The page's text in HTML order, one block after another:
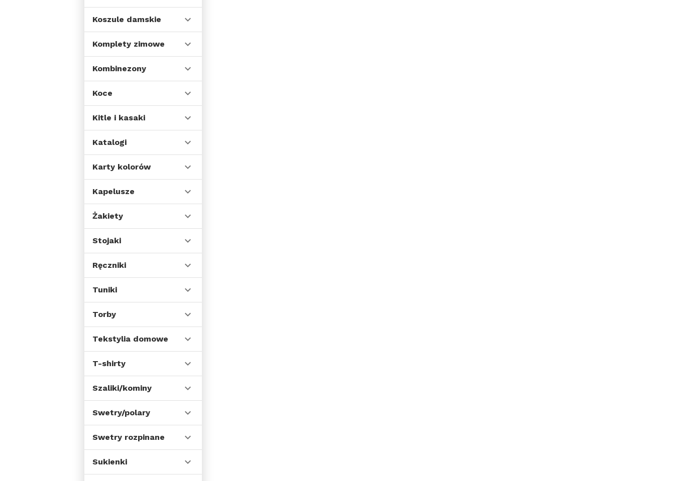
Koszule damskie
Komplety zimowe
Kombinezony
Koce
Kitle i kasaki
Katalogi
Karty kolorów
Kapelusze
Żakiety
Stojaki
Ręczniki
Tuniki
Torby
Tekstylia domowe
T-shirty
Szaliki/kominy
Swetry/polary
Swetry rozpinane
Sukienki